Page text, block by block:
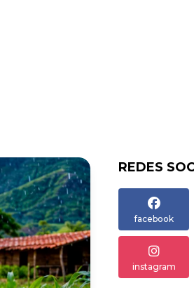
REDES
facebook
instagram